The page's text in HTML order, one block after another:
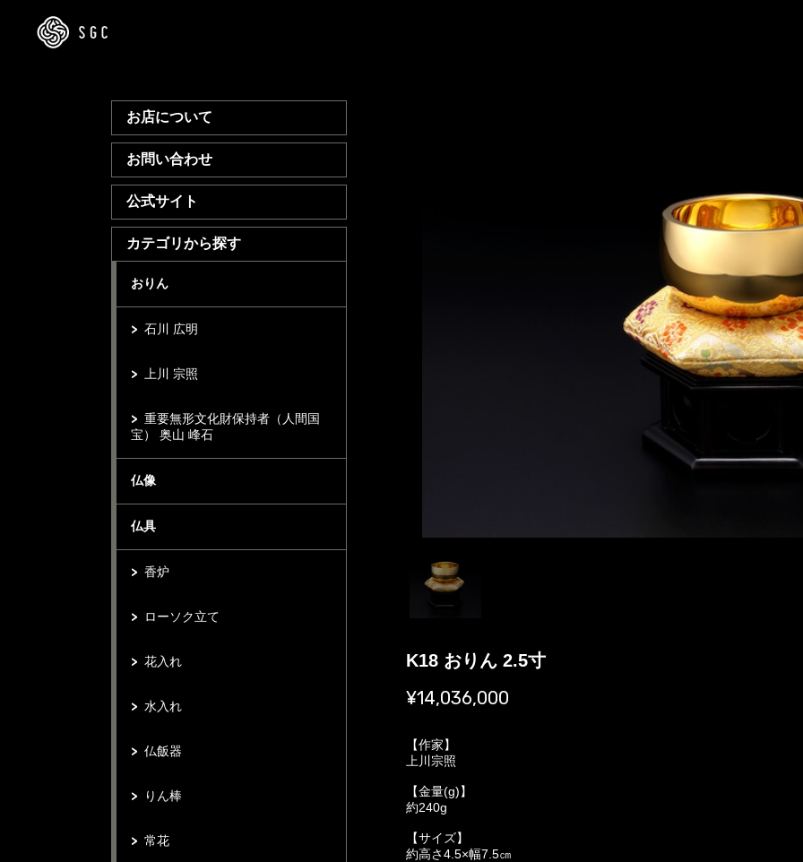
お店について
お問い合わせ
公式サイト
カテゴリから探す
おりん
石川 広明
上川 宗照
重要無形文化財保持者（人間国
宝） 奥山 峰石
仏像
仏具
香炉
ローソク立て
花入れ
水入れ
仏飯器
りん棒
常花
K18 おりん 2.5寸
¥14,036,000
【作家】
上川宗照
【金量(g)】
約240g
【サイズ】
約高さ4.5×幅7.5㎝